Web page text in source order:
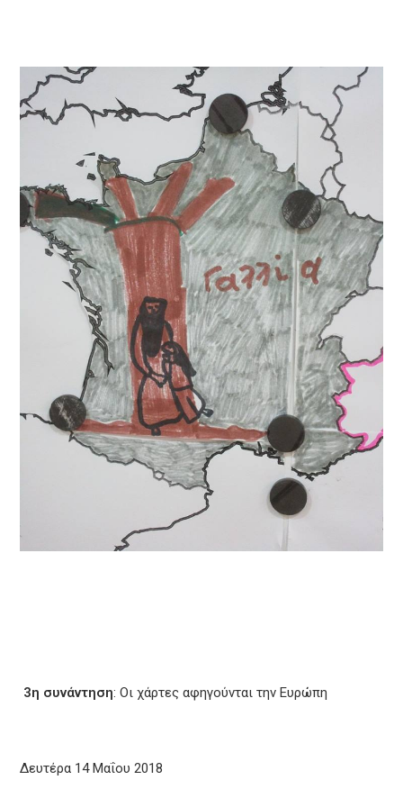
3η συνάντηση:Οι χάρτες αφηγούνται την Ευρώπη
Δευτέρα 14 Μαΐου 2018